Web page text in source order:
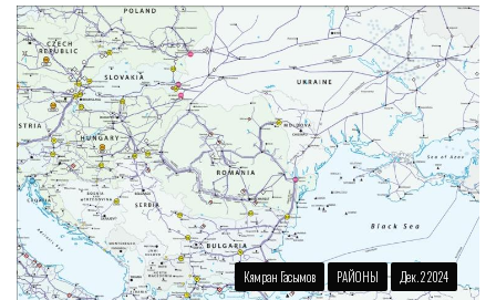
Кямран Гасымов РАЙОНЫ Дек. 2 2024